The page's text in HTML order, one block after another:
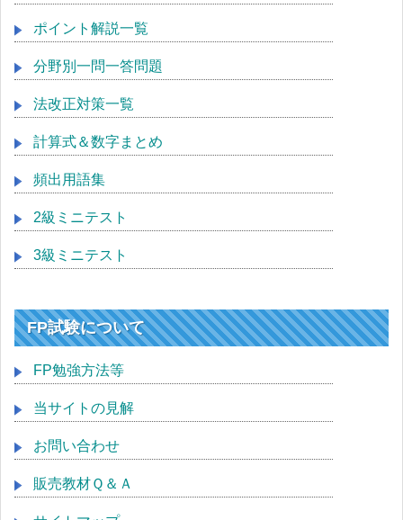
ポイント解説一覧
分野別一問一答問題
法改正対策一覧
計算式＆数字まとめ
頻出用語集
2級ミニテスト
3級ミニテスト
FP試験について
FP勉強方法等
当サイトの見解
お問い合わせ
販売教材Ｑ＆Ａ